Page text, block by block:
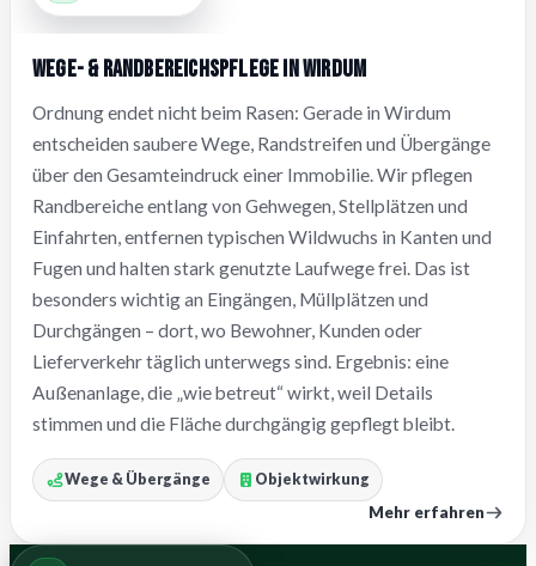
Wege- & Randbereichspflege in Wirdum
Ordnung endet nicht beim Rasen: Gerade in Wirdum
entscheiden saubere Wege, Randstreifen und Übergänge
über den Gesamteindruck einer Immobilie. Wir pflegen
Randbereiche entlang von Gehwegen, Stellplätzen und
Einfahrten, entfernen typischen Wildwuchs in Kanten und
Fugen und halten stark genutzte Laufwege frei. Das ist
besonders wichtig an Eingängen, Müllplätzen und
Durchgängen – dort, wo Bewohner, Kunden oder
Lieferverkehr täglich unterwegs sind. Ergebnis: eine
Außenanlage, die „wie betreut“ wirkt, weil Details
stimmen und die Fläche durchgängig gepflegt bleibt.
Wege & Übergänge Objektwirkung
Mehr erfahren